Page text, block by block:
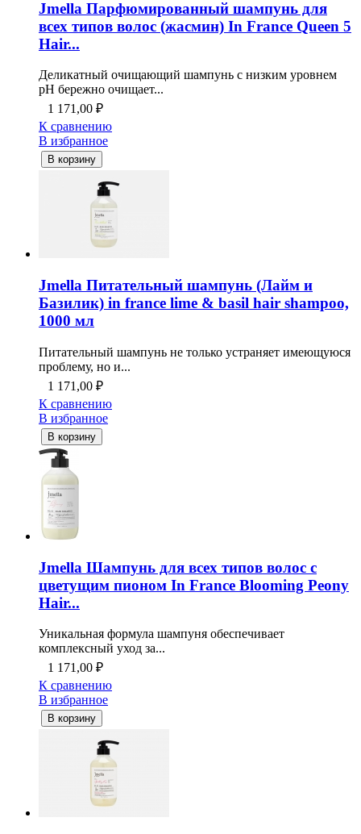
Jmella Парфюмированный шампунь для
всех типов волос (жасмин) In France Queen 5
Hair...
Деликатный очищающий шампунь с низким уровнем
pH бережно очищает...
1 171,00 ₽
К сравнению
В избранное
В корзину
Jmella Питательный шампунь (Лайм и
Базилик) in france lime & basil hair shampoo,
1000 мл
Питательный шампунь не только устраняет имеющуюся
проблему, но и...
1 171,00 ₽
К сравнению
В избранное
В корзину
Jmella Шампунь для всех типов волос с
цветущим пионом In France Blooming Peony
Hair...
Уникальная формула шампуня обеспечивает
комплексный уход за...
1 171,00 ₽
К сравнению
В избранное
В корзину